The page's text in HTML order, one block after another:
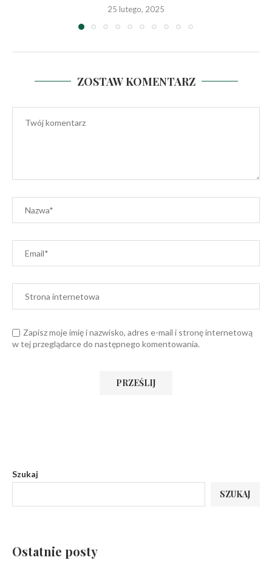
25 lutego, 2025
ZOSTAW KOMENTARZ
Zapisz moje imię i nazwisko, adres e-mail i stronę internetową
w tej przeglądarce do następnego komentowania.
Szukaj
SZUKAJ
Ostatnie posty